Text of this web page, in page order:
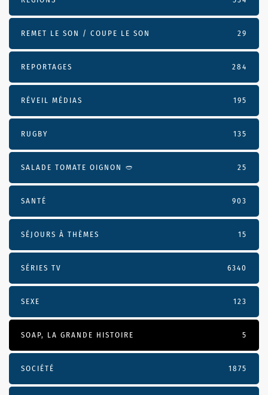
REMET LE SON / COUPE LE SON 29
REPORTAGES 284
RÉVEIL MÉDIAS 195
RUGBY 135
SALADE TOMATE OIGNON 🥙 25
SANTÉ 903
SÉJOURS À THÈMES 15
SÉRIES TV 6340
SEXE 123
SOAP, LA GRANDE HISTOIRE 5
SOCIÉTÉ 1875